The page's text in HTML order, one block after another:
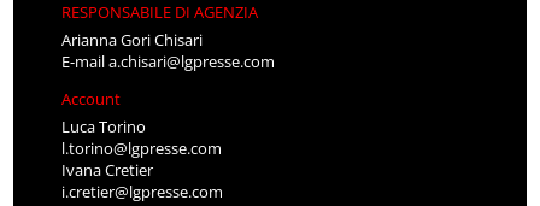
RESPONSABILE DI AGENZIA
Arianna Gori Chisari
E-maila.chisari@lgpresse.com
Account
Luca Torino
l.torino@lgpresse.com
Ivana Cretier
i.cretier@lgpresse.com